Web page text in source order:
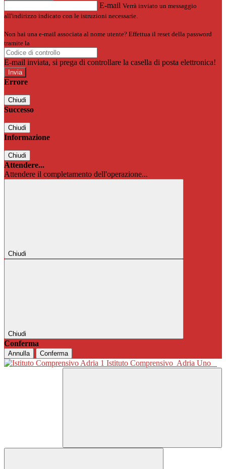
E-mail Verrà inviato un messaggio
all'indirizzo indicato con le istruzioni necessarie.
Non hai una e-mail associata al nome utente? Effettua il reset della password
tramite la
E-mail inviata, si prega di controllare la casella di posta elettronica!
Errore
Chiudi
Successo
Chiudi
Informazione
Chiudi
Attendere...
Attendere il completamento dell'operazione...
Chiudi
Chiudi
Conferma
Annulla Conferma
Istituto Comprensivo Adria Uno